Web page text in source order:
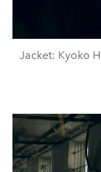
Jacket: Kyoko